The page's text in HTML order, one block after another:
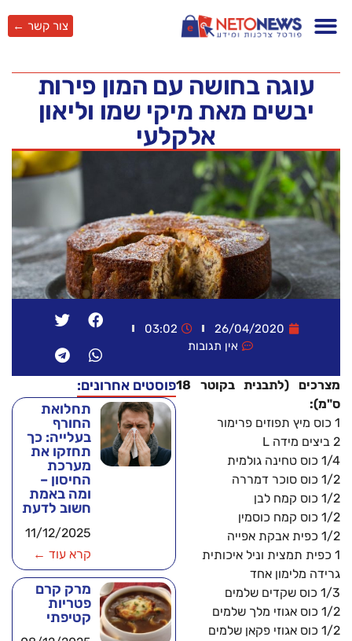
צור קשר ←
עוגה בחושה עם המון פירות
יבשים מאת מיקי שמו וליאון
אלקלעי
26/04/2020
03:02
אין תגובות
מצרכים (לתבנית בקוטר 18
ס"מ):
1 כוס מיץ תפוזים פרימור
2 ביצים מידה L
1/4 כוס טחינה גולמית
1/2 כוס סוכר דמררה
1/2 כוס קמח לבן
1/2 כוס קמח כוסמין
1/2 כפית אבקת אפייה
1 כפית תמצית וניל איכותית
גרידה מלימון אחד
1/3 כוס שקדים שלמים
1/2 כוס אגוזי מלך שלמים
1/2 כוס אגוזי פקאן שלמים
פוסטים אחרונים:
תחלואת
החורף
בעלייה: כך
תחזקו את
מערכת
החיסון –
ומה באמת
חשוב לדעת
11/12/2025
קרא עוד ←
מרק קרם
פטריות
קטיפתי